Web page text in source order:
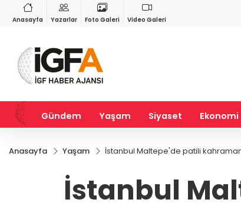
Anasayfa Yazarlar Foto Galeri Video Galeri
%1,73
BIST 100
13.770,31%-0,21
Gündem Yaşam Siyaset Ekonomi
Anasayfa Yaşam İstanbul Maltepe'de patili
İstanbul